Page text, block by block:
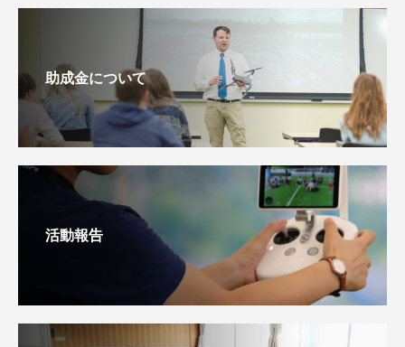
助成金について
活動報告